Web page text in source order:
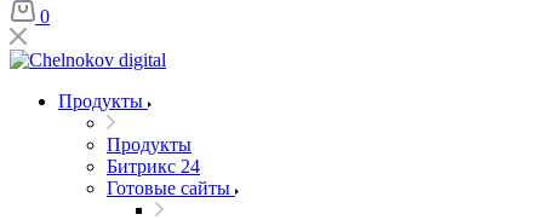
0
Продукты
Продукты
Битрикс 24
Готовые сайты